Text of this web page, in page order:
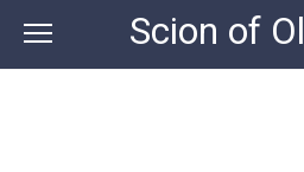
content
Scion of